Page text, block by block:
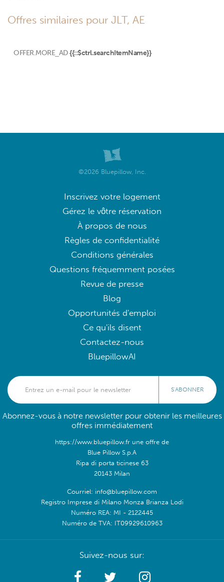
Offres similaires pour JLT, AE
OFFER.MORE_AD {{::$ctrl.searchItemName}}
©2026 Bluepillow, Inc.
Inscrivez votre logement
Gérez le vôtre réservation
À propos de nous
Règles de confidentialité
Conditions générales
Questions fréquemment posées
Revue de presse
Blog
Opportunités d'emploi
Ce qu'ils disent
Contactez-nous
BluepillowAI
S'ABONNER
Abonnez-vous à notre newsletter pour obtenir les meilleures
offres immédiatement
https://www.bluepillow.fr une offre de
Blue Pillow S.p.A
Ripa di porta ticinese 63
20143 Milan
Courriel: info@bluepillow.com
Registro Imprese di Milano Monza Brianza Lodi
Numéro REA: MI - 2122445
Numéro de TVA: IT09929610963
Suivez-nous sur: